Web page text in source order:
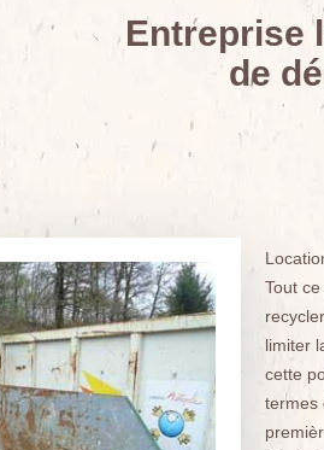
Entreprise
de
Tout
limiter
cette
termes